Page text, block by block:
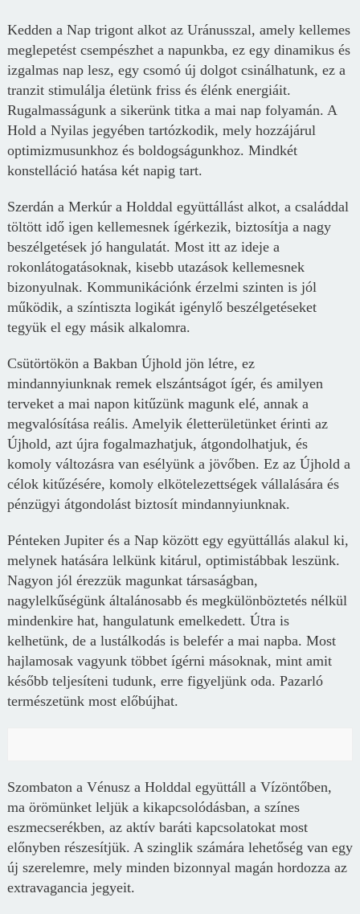
Kedden a Nap trigont alkot az Uránusszal, amely kellemes
meglepetést csempészhet a napunkba, ez egy dinamikus és
izgalmas nap lesz, egy csomó új dolgot csinálhatunk, ez a
tranzit stimulálja életünk friss és élénk energiáit.
Rugalmasságunk a sikerünk titka a mai nap folyamán. A
Hold a Nyilas jegyében tartózkodik, mely hozzájárul
optimizmusunkhoz és boldogságunkhoz. Mindkét
konstelláció hatása két napig tart.
Szerdán a Merkúr a Holddal együttállást alkot, a családdal
töltött idő igen kellemesnek ígérkezik, biztosítja a nagy
beszélgetések jó hangulatát. Most itt az ideje a
rokonlátogatásoknak, kisebb utazások kellemesnek
bizonyulnak. Kommunikációnk érzelmi szinten is jól
működik, a színtiszta logikát igénylő beszélgetéseket
tegyük el egy másik alkalomra.
Csütörtökön a Bakban Újhold jön létre, ez
mindannyiunknak remek elszántságot ígér, és amilyen
terveket a mai napon kitűzünk magunk elé, annak a
megvalósítása reális. Amelyik életterületünket érinti az
Újhold, azt újra fogalmazhatjuk, átgondolhatjuk, és
komoly változásra van esélyünk a jövőben. Ez az Újhold a
célok kitűzésére, komoly elkötelezettségek vállalására és
pénzügyi átgondolást biztosít mindannyiunknak.
Pénteken Jupiter és a Nap között egy együttállás alakul ki,
melynek hatására lelkünk kitárul, optimistábbak leszünk.
Nagyon jól érezzük magunkat társaságban,
nagylelkűségünk általánosabb és megkülönböztetés nélkül
mindenkire hat, hangulatunk emelkedett. Útra is
kelhetünk, de a lustálkodás is belefér a mai napba. Most
hajlamosak vagyunk többet ígérni másoknak, mint amit
később teljesíteni tudunk, erre figyeljünk oda. Pazarló
természetünk most előbújhat.
Szombaton a Vénusz a Holddal együttáll a Vízöntőben,
ma örömünket leljük a kikapcsolódásban, a színes
eszmecserékben, az aktív baráti kapcsolatokat most
előnyben részesítjük. A szinglik számára lehetőség van egy
új szerelemre, mely minden bizonnyal magán hordozza az
extravagancia jegyeit.